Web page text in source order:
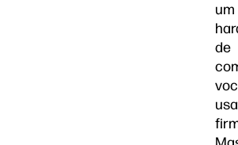
um
de
usa